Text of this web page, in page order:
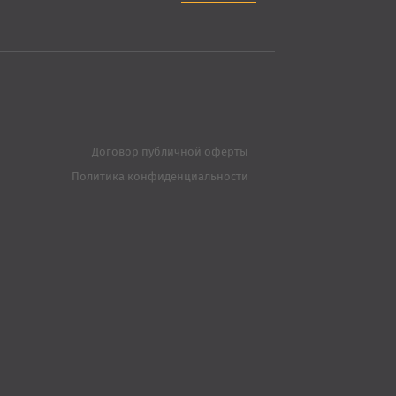
Договор публичной оферты
Политика конфиденциальности